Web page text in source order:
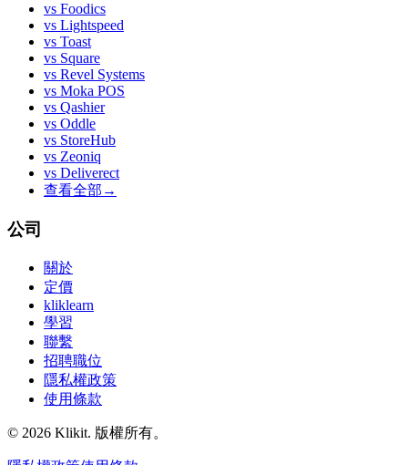
vs Foodics
vs Lightspeed
vs Toast
vs Square
vs Revel Systems
vs Moka POS
vs Qashier
vs Oddle
vs StoreHub
vs Zeoniq
vs Deliverect
查看全部 →
公司
關於
定價
kliklearn
學習
聯繫
招聘職位
隱私權政策
使用條款
© 2026 Klikit. 版權所有。